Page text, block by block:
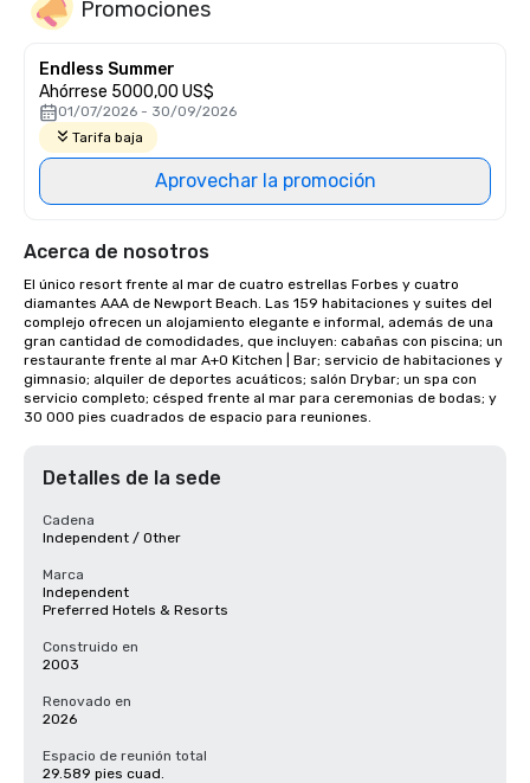
Promociones
Endless Summer
Ahórrese 5000,00 US$
01/07/2026 - 30/09/2026
Tarifa baja
Aprovechar la promoción
Acerca de nosotros
El único resort frente al mar de cuatro estrellas Forbes y cuatro
diamantes AAA de Newport Beach. Las 159 habitaciones y suites del
complejo ofrecen un alojamiento elegante e informal, además de una
gran cantidad de comodidades, que incluyen: cabañas con piscina; un
restaurante frente al mar A+O Kitchen | Bar; servicio de habitaciones y
gimnasio; alquiler de deportes acuáticos; salón Drybar; un spa con
servicio completo; césped frente al mar para ceremonias de bodas; y
30 000 pies cuadrados de espacio para reuniones.
Detalles de la sede
Cadena
Independent / Other
Marca
Independent
Preferred Hotels & Resorts
Construido en
2003
Renovado en
2026
Espacio de reunión total
29.589 pies cuad.